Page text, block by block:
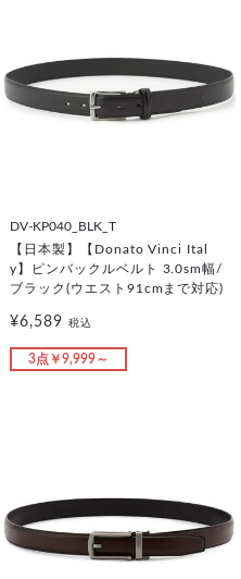
DV-KP040_BLK_T
【日本製】【Donato Vinci Ital
y】ピンバックルベルト 3.0sm幅/
ブラック(ウエスト91cmまで対応)
¥6,589 税込
3点￥9,999～